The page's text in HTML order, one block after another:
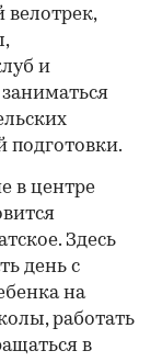
и
подготовки.
в центре
Здесь
день с
на
работать
в